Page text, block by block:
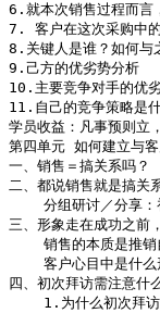
6.就本次销售过程而言
7. 客户在这次采购中
8.关键人是谁？如何与
9.己方的优劣势分析
10.主要竞争对手的优
11.自己的竞争策略是
学员收益：凡事预则立
第四单元 如何建立与
一、销售＝搞关系吗？
二、都说销售就是搞关
分组研讨／分享：
三、形象走在成功之前
销售的本质是推销
客户心目中是什么
四、初次拜访需注意什
1.为什么初次拜访